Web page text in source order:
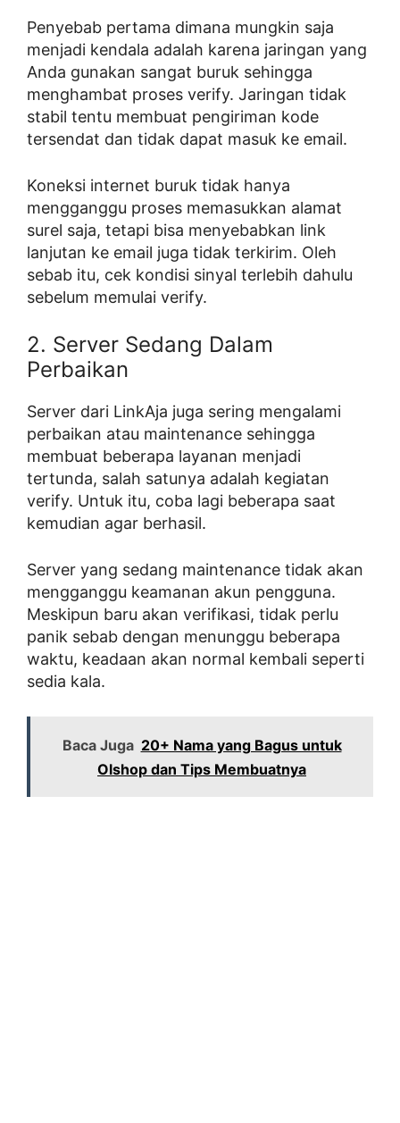
Penyebab pertama dimana mungkin saja
menjadi kendala adalah karena jaringan yang
Anda gunakan sangat buruk sehingga
menghambat proses verify. Jaringan tidak
stabil tentu membuat pengiriman kode
tersendat dan tidak dapat masuk ke email.
Koneksi internet buruk tidak hanya
mengganggu proses memasukkan alamat
surel saja, tetapi bisa menyebabkan link
lanjutan ke email juga tidak terkirim. Oleh
sebab itu, cek kondisi sinyal terlebih dahulu
sebelum memulai verify.
2. Server Sedang Dalam
Perbaikan
Server dari LinkAja juga sering mengalami
perbaikan atau maintenance sehingga
membuat beberapa layanan menjadi
tertunda, salah satunya adalah kegiatan
verify. Untuk itu, coba lagi beberapa saat
kemudian agar berhasil.
Server yang sedang maintenance tidak akan
mengganggu keamanan akun pengguna.
Meskipun baru akan verifikasi, tidak perlu
panik sebab dengan menunggu beberapa
waktu, keadaan akan normal kembali seperti
sedia kala.
Baca Juga 20+ Nama yang Bagus untuk
Olshop dan Tips Membuatnya